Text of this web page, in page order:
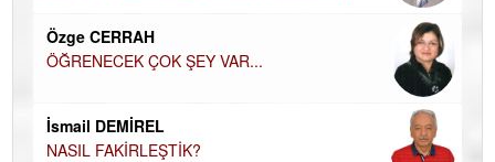
Özge CERRAH
ÖĞRENECEK ÇOK ŞEY VAR...
İsmail DEMİREL
NASIL FAKİRLEŞTİK?